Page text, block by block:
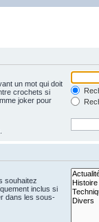
un mot qui doit
crochets si
joker pour
souhaitez
inclus si
dans les sous-